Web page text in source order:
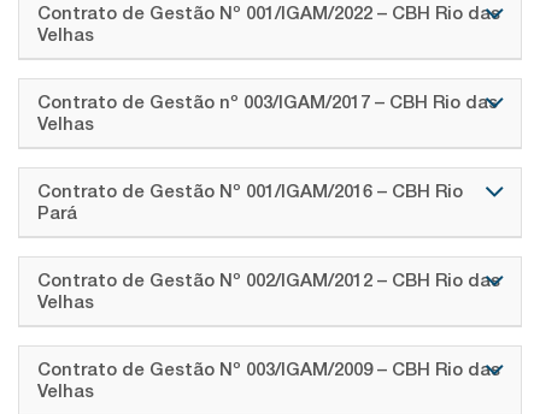
Contrato de Gestão Nº 001/IGAM/2022 – CBH Rio das
Velhas
Contrato de Gestão nº 003/IGAM/2017 – CBH Rio das
Velhas
Contrato de Gestão Nº 001/IGAM/2016 – CBH Rio
Pará
Contrato de Gestão Nº 002/IGAM/2012 – CBH Rio das
Velhas
Contrato de Gestão Nº 003/IGAM/2009 – CBH Rio das
Velhas